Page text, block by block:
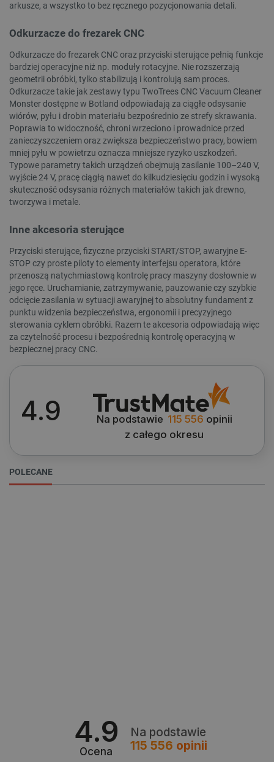
Cena
4.9 Na podstawie 115 556 opinii
z całego okresu
POLECANE
arkusze, a wszystko to bez ręcznego pozycjonowania detali.
Odkurzacze do frezarek CNC
Odkurzacze do frezarek CNC oraz przyciski sterujące pełnią funkcje
bardziej operacyjne niż np. moduły rotacyjne. Nie rozszerzają
geometrii obróbki, tylko stabilizują i kontrolują sam proces.
Odkurzacze takie jak zestawy typu TwoTrees CNC Vacuum Cleaner
Monster dostępne w Botland odpowiadają za ciągłe odsysanie
wiórów, pyłu i drobin materiału bezpośrednio ze strefy skrawania.
Poprawia to widoczność, chroni wrzeciono i prowadnice przed
zanieczyszczeniem oraz zwiększa bezpieczeństwo pracy, bowiem
mniej pyłu w powietrzu oznacza mniejsze ryzyko uszkodzeń.
Typowe parametry takich urządzeń obejmują zasilanie 100–240 V,
wyjście 24 V, pracę ciągłą nawet do kilkudziesięciu godzin i wysoką
skuteczność odsysania różnych materiałów takich jak drewno,
tworzywa i metale.
Inne akcesoria sterujące
Przyciski sterujące, fizyczne przyciski START/STOP, awaryjne E-
STOP czy proste piloty to elementy interfejsu operatora, które
przenoszą natychmiastową kontrolę pracy maszyny dosłownie w
jego ręce. Uruchamianie, zatrzymywanie, pauzowanie czy szybkie
odcięcie zasilania w sytuacji awaryjnej to absolutny fundament z
punktu widzenia bezpieczeństwa, ergonomii i precyzyjnego
sterowania cyklem obróbki. Razem te akcesoria odpowiadają więc
za czytelność procesu i bezpośrednią kontrolę operacyjną w
bezpiecznej pracy CNC.
4.9
Ocena
Na podstawie
115 556 opinii
VISITOR_PRIVACY_METADATA
YouTube
.youtube.com
__cf_bm
Cloudflare Inc.
.inpost.pl
Cloudflare Inc.
.webshopapp.com
Polityce prywatności Google